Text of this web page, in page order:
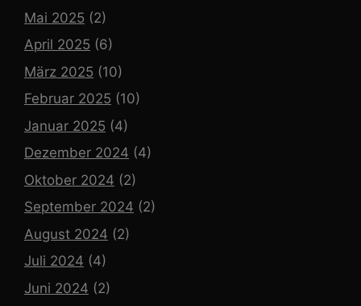
Mai 2025 (2)
April 2025 (6)
März 2025 (10)
Februar 2025 (10)
Januar 2025 (4)
Dezember 2024 (4)
Oktober 2024 (2)
September 2024 (2)
August 2024 (2)
Juli 2024 (4)
Juni 2024 (2)